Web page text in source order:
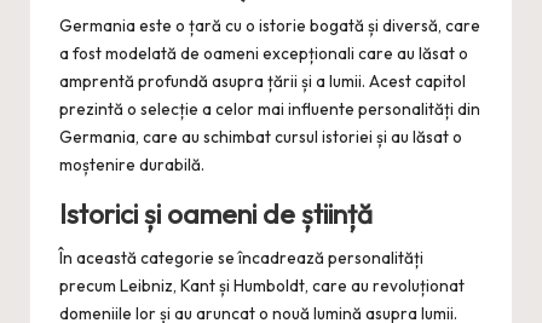
Germania este o țară cu o istorie bogată și diversă, care
a fost modelată de oameni excepționali care au lăsat o
amprentă profundă asupra țării și a lumii. Acest capitol
prezintă o selecție a celor mai influente personalități din
Germania, care au schimbat cursul istoriei și au lăsat o
moștenire durabilă.
Istorici și oameni de știință
În această categorie se încadrează personalități
precum Leibniz, Kant și Humboldt, care au revoluționat
domeniile lor și au aruncat o nouă lumină asupra lumii.